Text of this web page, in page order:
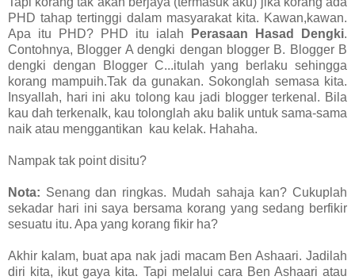
PHD tahap tertinggi dalam masyarakat kita. Kawan,kawan.
Apa itu PHD? PHD itu ialah
Perasaan Hasad Dengki.
Contohnya, Blogger A dengki dengan blogger B. Blogger B
dengki dengan Blogger C...itulah yang berlaku sehingga
korang mampuih.Tak da gunakan. Sokonglah semasa kita.
Insyallah, hari ini aku tolong kau jadi blogger terkenal. Bila
kau dah terkenalk, kau tolonglah aku balik untuk sama-sama
naik atau menggantikan kau kelak. Hahaha.
Nampak tak point disitu?
Nota: Senang dan ringkas. Mudah sahaja kan? Cukuplah
sekadar hari ini saya bersama korang yang sedang berfikir
sesuatu itu. Apa yang korang fikir ha?
Akhir kalam, buat apa nak jadi macam Ben Ashaari. Jadilah
diri kita, ikut gaya kita. Tapi melalui cara Ben Ashaari atau